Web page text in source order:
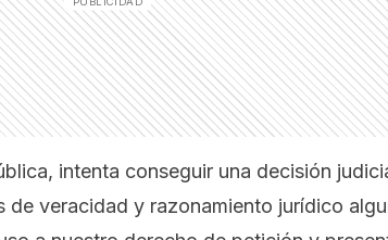
intenta conseguir una decisión
de veracidad y razonamiento jurídico